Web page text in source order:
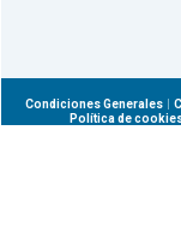
Condiciones Generales |
Política de